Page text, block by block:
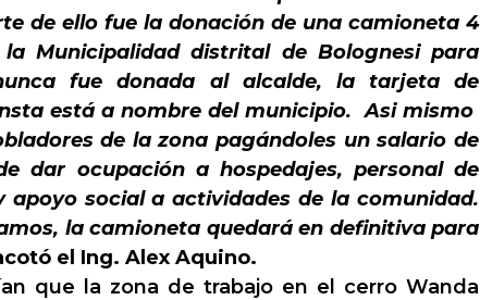
de ello fue la donación de una camioneta 4
Municipalidad distrital de Bolognesi para
fue donada al alcalde, la tarjeta de
está a nombre del municipio. Asi mismo
de la zona pagándoles un salario de
dar ocupación a hospedajes, personal de
apoyo social a actividades de la comunidad.
la camioneta quedará en definitiva para
el Ing. Alex Aquino.
que la zona de trabajo en el cerro Wanda